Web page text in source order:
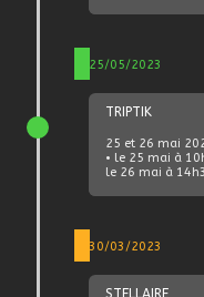
25/05/2023
TRIPTIK
25 et 26 mai
• le 25 mai à
le 26 mai à
30/03/2023